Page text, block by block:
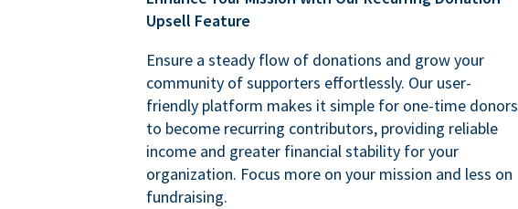
Upsell Feature
Ensure a steady flow of donations and grow your
community of supporters effortlessly. Our user-
friendly platform makes it simple for one-time donors
to become recurring contributors, providing reliable
income and greater financial stability for your
organization. Focus more on your mission and less on
fundraising.